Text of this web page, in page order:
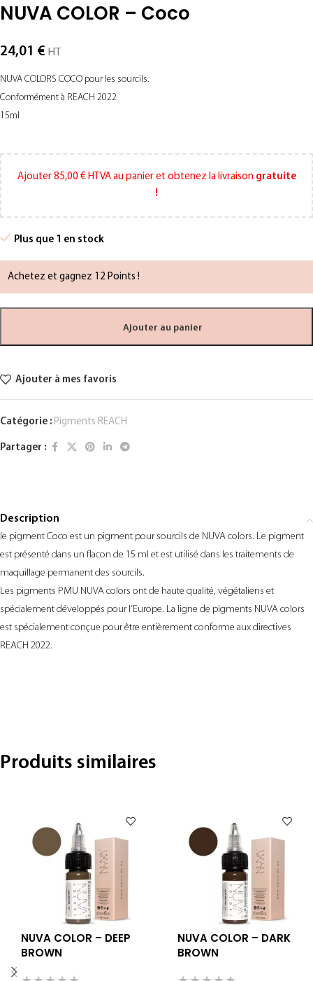
NUVA COLOR – Coco
24,01 € HT
NUVA COLORS COCO pour les sourcils.
Conformément à REACH 2022
15ml
Ajouter 85,00 €HTVA au panier et obtenez la livraison gratuite
!
Plus que 1 en stock
Achetez et gagnez 12 Points !
Ajouter au panier
Ajouter à mes favoris
Catégorie : Pigments REACH
Partager :
Description
le pigment Coco est un pigment pour sourcils de NUVA colors. Le pigment
est présenté dans un flacon de 15 ml et est utilisé dans les traitements de
maquillage permanent des sourcils.
Les pigments PMU NUVA colors ont de haute qualité, végétaliens et
spécialement développés pour l’Europe. La ligne de pigments NUVA colors
est spécialement conçue pour être entièrement conforme aux directives
REACH 2022.
Produits similaires
NUVA COLOR – DEEP
BROWN
NUVA COLOR – DARK
BROWN